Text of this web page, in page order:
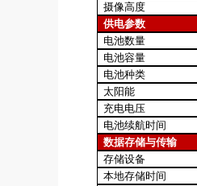
摄像高度
供电参数
电池数量
电池容量
电池种类
太阳能
充电电压
电池续航时间
数据存储与传输
存储设备
本地存储时间